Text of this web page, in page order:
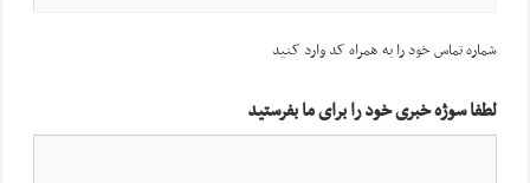
شماره تماس خود را به همراه کد وارد کنید
لطفا سوژه خبری خود را برای ما بفرستید